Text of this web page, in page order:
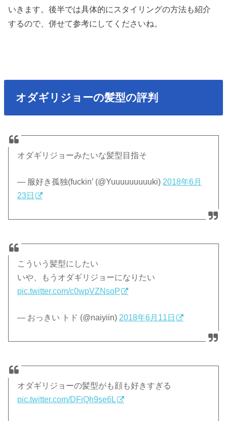
いきます。後半では具体的にスタイリングの方法も紹介
するので、併せて参考にしてくださいね。
オダギリジョーの髪型の評判
オダギリジョーみたいな髪型目指そ
— 服好き孤独(fuckin’ (@Yuuuuuuuuuki) 2018年6月
23日
こういう髪型にしたい
いや、もうオダギリジョーになりたい
pic.twitter.com/c0wpVZNsoP
— おっきい トド (@naiyiin) 2018年6月11日
オダギリジョーの髪型がも顔も好きすぎる
pic.twitter.com/DFiQh9se6L